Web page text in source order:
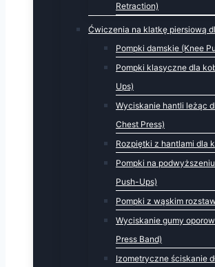
Retraction)
Ćwiczenia na klatkę piersiową
Pompki damskie (Knee
Pompki klasyczne dla
Ups)
Wyciskanie hantli leżąc
Chest Press)
Rozpiętki z hantlami dla
Pompki na
Push-Ups)
Pompki z wąskim
Wyciskanie gumy
Press Band)
Izometryczne ściskanie